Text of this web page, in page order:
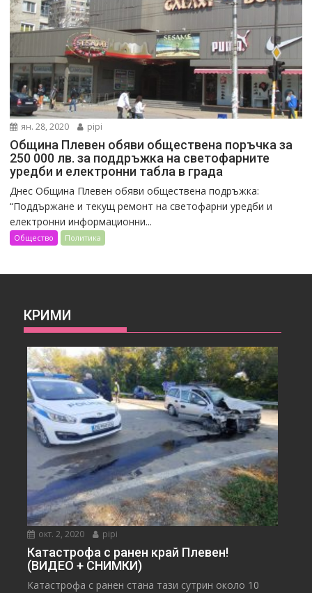
ян. 28, 2020 pipi
Община Плевен обяви обществена поръчка за
250 000 лв. за поддръжка на светофарните
уредби и електронни табла в града
Днес Община Плевен обяви обществена подръжка:
“Поддържане и текущ ремонт на светофарни уредби и
електронни информационни...
Общество Политика
КРИМИ
окт. 2, 2020 pipi
Катастрофа с ранен край Плевен!
(ВИДЕО + СНИМКИ)
Катастрофа с ранен стана тази сутрин около 10